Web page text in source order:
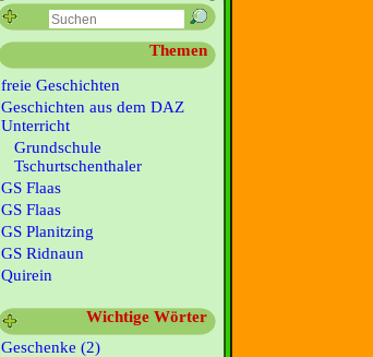
Themen
freie Geschichten
Geschichten aus dem DAZ
Unterricht
Grundschule
Tschurtschenthaler
GS Flaas
GS Flaas
GS Planitzing
GS Ridnaun
Quirein
Wichtige Wörter
Geschenke (2)